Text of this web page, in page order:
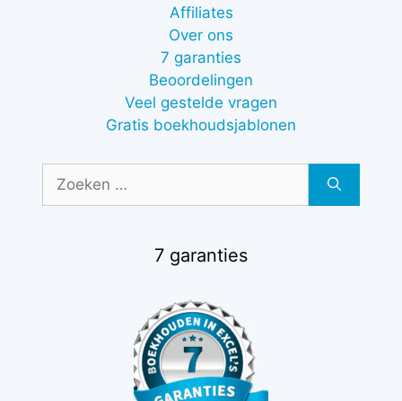
Affiliates
Over ons
7 garanties
Beoordelingen
Veel gestelde vragen
Gratis boekhoudsjablonen
naar:
7 garanties